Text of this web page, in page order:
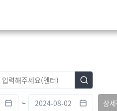
~ 상